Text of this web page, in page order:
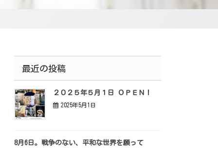
最近の投稿
２０２５年５月１日 ＯＰＥＮ！
2025年5月1日
8月6日。戦争のない、平和な世界を願って